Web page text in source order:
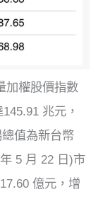
加權股價指數
兆元，
值為新台幣
5 月 22 日)市
億元，增